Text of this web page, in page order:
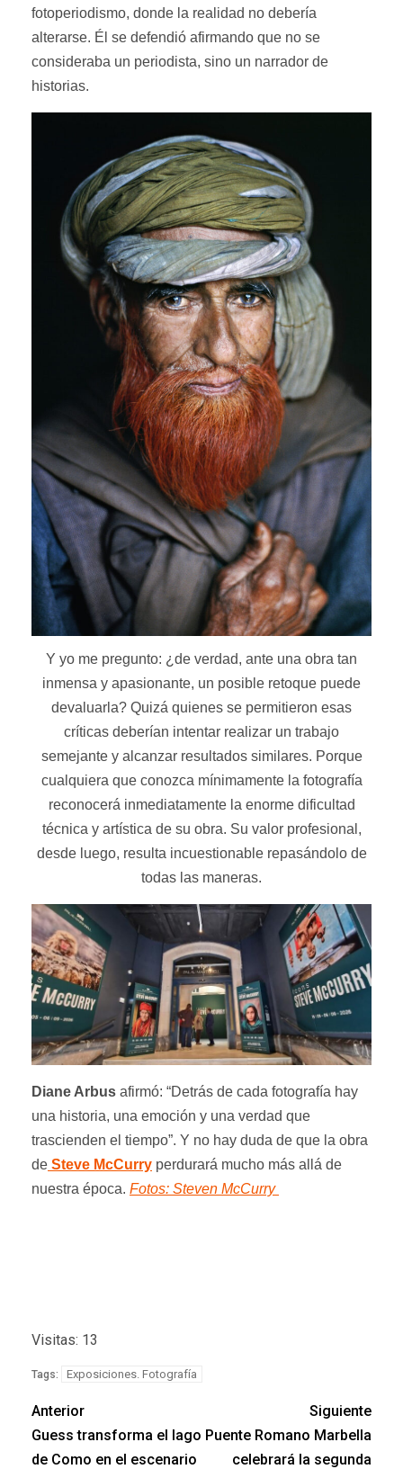
fotoperiodismo, donde la realidad no debería
alterarse. Él se defendió afirmando que no se
consideraba un periodista, sino un narrador de
historias.
Y yo me pregunto: ¿de verdad, ante una obra tan
inmensa y apasionante, un posible retoque puede
devaluarla? Quizá quienes se permitieron esas
críticas deberían intentar realizar un trabajo
semejante y alcanzar resultados similares. Porque
cualquiera que conozca mínimamente la fotografía
reconocerá inmediatamente la enorme dificultad
técnica y artística de su obra. Su valor profesional,
desde luego, resulta incuestionable repasándolo de
todas las maneras.
Diane Arbus afirmó: “Detrás de cada fotografía hay
una historia, una emoción y una verdad que
trascienden el tiempo”. Y no hay duda de que la obra
de Steve McCurry perdurará mucho más allá de
nuestra época. Fotos: Steven McCurry
Visitas: 13
Tags: Exposiciones. Fotografía
Anterior
Guess transforma el lago
de Como en el escenario
Siguiente
Puente Romano Marbella
celebrará la segunda